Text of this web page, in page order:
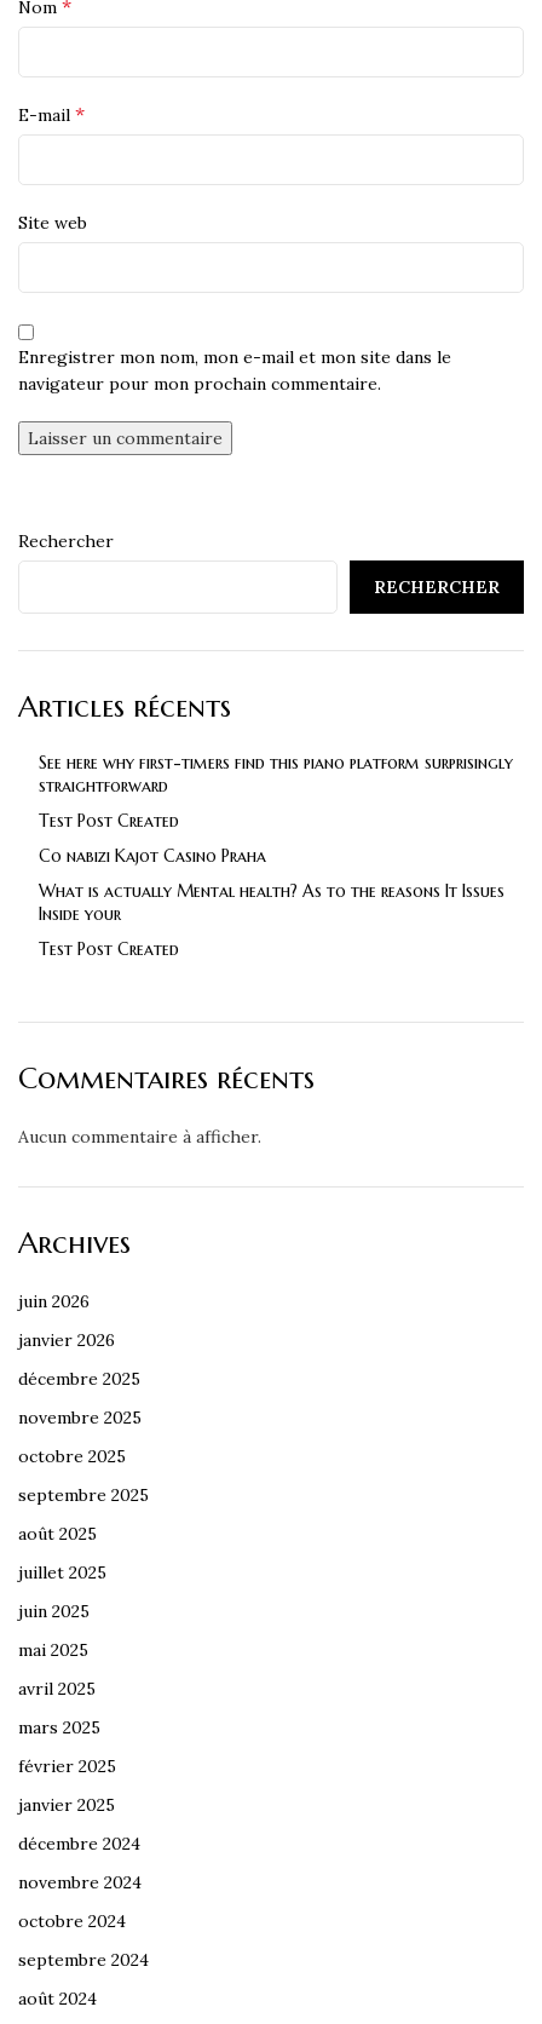
Nom *
E-mail *
Site web
Enregistrer mon nom, mon e-mail et mon site dans le
navigateur pour mon prochain commentaire.
Rechercher
RECHERCHER
Articles récents
See here why first-timers find this piano platform surprisingly
straightforward
Test Post Created
Co nabizi Kajot Casino Praha
What is actually Mental health? As to the reasons It Issues
Inside your
Test Post Created
Commentaires récents
Aucun commentaire à afficher.
Archives
juin 2026
janvier 2026
décembre 2025
novembre 2025
octobre 2025
septembre 2025
août 2025
juillet 2025
juin 2025
mai 2025
avril 2025
mars 2025
février 2025
janvier 2025
décembre 2024
novembre 2024
octobre 2024
septembre 2024
août 2024